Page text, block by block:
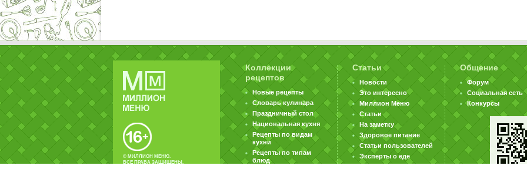
© МИЛЛИОН МЕНЮ.
ВСЕ ПРАВА ЗАЩИЩЕНЫ.
Коллекции
рецептов
Новые рецепты
Словарь кулинара
Праздничный стол
Национальная кухня
Рецепты по видам
кухни
Рецепты по типам
блюд
Статьи
Новости
Это интересно
Миллион Меню
Статьи
На заметку
Здоровое питание
Статьи пользователей
Эксперты о еде
Общение
Форум
Социальная сеть
Конкурсы